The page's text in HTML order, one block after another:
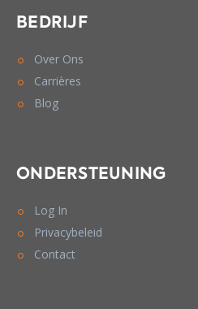
BEDRIJF
Over Ons
Carrières
Blog
ONDERSTEUNING
Log In
Privacybeleid
Contact